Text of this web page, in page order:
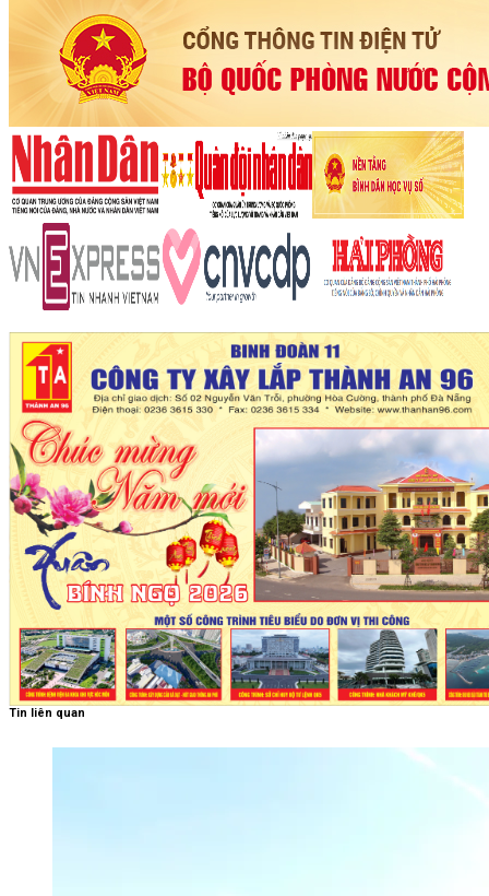
Tin liên quan